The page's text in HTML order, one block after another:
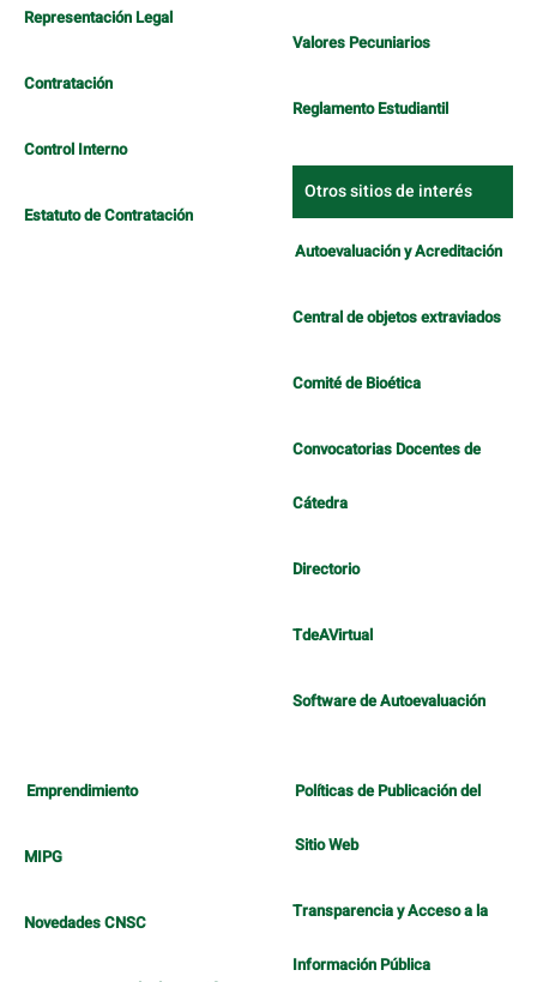
Representación Legal
Contratación
Control Interno
Estatuto de Contratación
Valores Pecuniarios
Reglamento Estudiantil
Otros sitios de interés
Autoevaluación y Acreditación
Central de objetos extraviados
Comité de Bioética
Convocatorias Docentes de
Cátedra
Directorio
TdeAVirtual
Software de Autoevaluación
Emprendimiento
MIPG
Novedades CNSC
Políticas de Publicación del
Sitio Web
Transparencia y Acceso a la
Información Pública